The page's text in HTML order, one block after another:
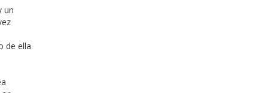
un
de ella